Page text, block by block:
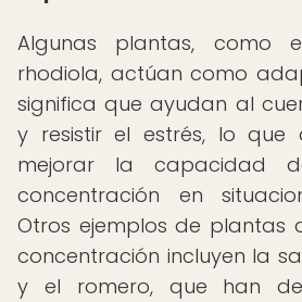
Algunas plantas, como
rhodiola, actúan como
significa que ayudan al
y resistir el estrés, lo que
mejorar la capacidad
concentración en
Otros ejemplos de plantas
concentración incluyen la
y el romero, que han